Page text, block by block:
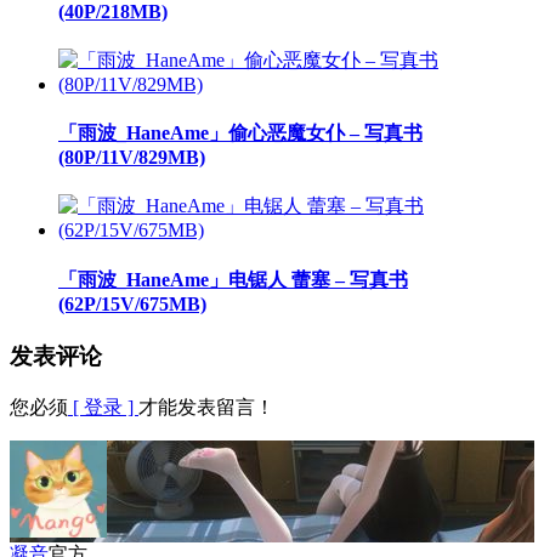
(40P/218MB)
「雨波_HaneAme」偷心恶魔女仆 – 写真书
(80P/11V/829MB)
「雨波_HaneAme」电锯人 蕾塞 – 写真书
(62P/15V/675MB)
发表评论
您必须 [ 登录 ] 才能发表留言！